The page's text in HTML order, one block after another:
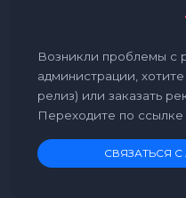
Возникли проблемы с
администрации,
релиз) или заказать
Переходите по ссылке
СВЯЗАТЬСЯ